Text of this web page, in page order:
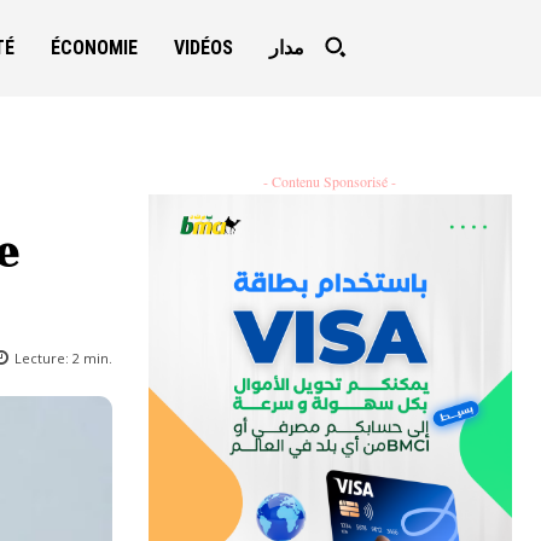
ÉCONOMIE VIDÉOS مدار
Lecture: 2min.
- Contenu Sponsorisé -